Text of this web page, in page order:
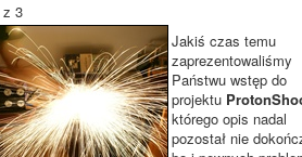
z 3
Jakiś czas temu
zaprezentowaliśmy
Państwu wstęp do
projektu
którego opis nadal
pozostał nie